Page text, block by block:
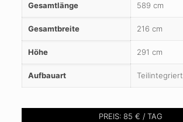
Gesamtlänge 589 cm
Gesamtbreite 216 cm
Höhe 291 cm
Aufbauart Teilintegriert
PREIS: 85 € / TAG